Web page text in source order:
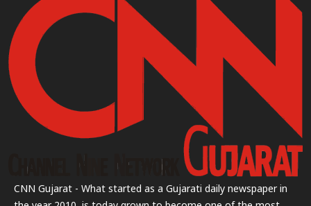
CNN Gujarat - What started as a Gujarati daily newspaper in